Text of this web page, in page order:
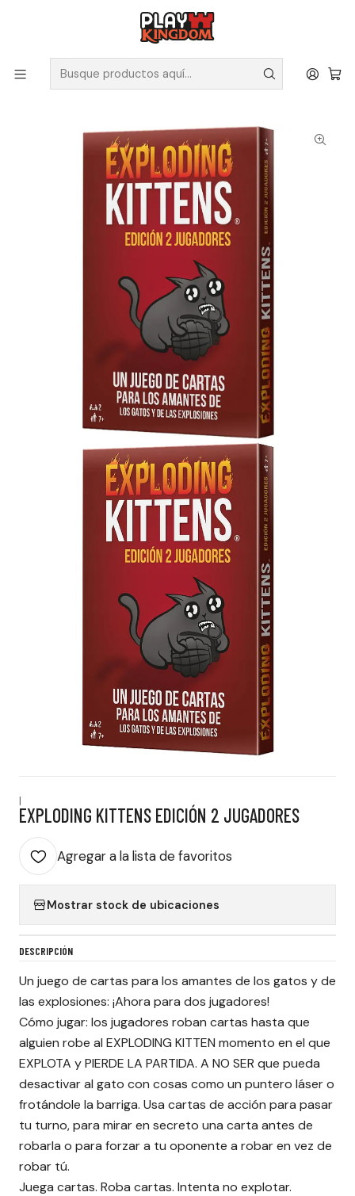
Solicita tus poleras y productos en nuestra tienda.
Juegos de mesa
Exploding Kittens Edición 2 Jugadores
|
EXPLODING KITTENS EDICIÓN 2 JUGADORES
Agregar a la lista de favoritos
Mostrar stock de ubicaciones
DESCRIPCIÓN
Un juego de cartas para los amantes de los gatos y de
las explosiones: ¡Ahora para dos jugadores!
Cómo jugar: los jugadores roban cartas hasta que
alguien robe al EXPLODING KITTEN momento en el que
EXPLOTA y PIERDE LA PARTIDA. A NO SER que pueda
desactivar al gato con cosas como un puntero láser o
frotándole la barriga. Usa cartas de acción para pasar
tu turno, para mirar en secreto una carta antes de
robarla o para forzar a tu oponente a robar en vez de
robar tú.
Juega cartas. Roba cartas. Intenta no explotar.